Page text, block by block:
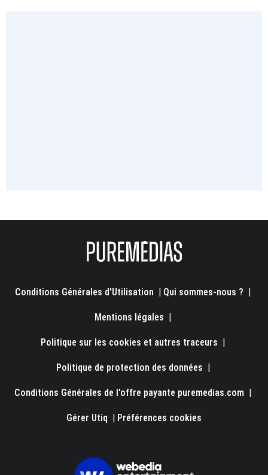
Conditions Générales d'Utilisation | Qui sommes-nous ? |
Mentions légales |
Politique sur les cookies et autres traceurs |
Politique de protection des données |
Conditions Générales de l'offre payante puremedias.com |
Gérer Utiq | Préférences cookies